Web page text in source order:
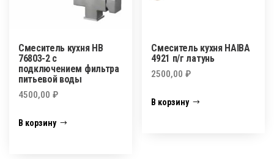
Смеситель кухня HB
76803-2 с
подключением фильтра
питьевой воды
4500,00 ₽
В корзину
Смеситель кухня HAIBA
4921 п/г латунь
2500,00₽
В корзину